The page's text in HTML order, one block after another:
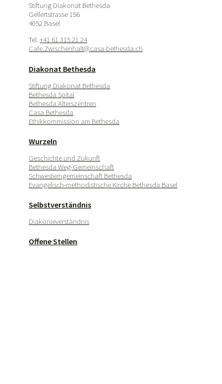
Stiftung Diakonat Bethesda
Gellertstrasse 156
4052 Basel
Tel. +41 61 315 21 24
Cafe.Zwischenhalt@casa-bethesda.ch
Diakonat Bethesda
Stiftung Diakonat Bethesda
Bethesda Spital
Bethesda Alterszentren
Casa Bethesda
Ethikkommission am Bethesda
Wurzeln
Geschichte und Zukunft
Bethesda Weg-Gemeinschaft
Schwesterngemeinschaft Bethesda
Evangelisch-methodistische Kirche Bethesda Basel
Selbstverständnis
Diakonieverständnis
Offene Stellen